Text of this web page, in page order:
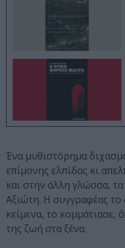
Ένα μυθιστόρημα
επίμονης ελπίδας κι
και στην άλλη γλώσσα,
Αξιώτη. Η συγγραφέας το
κείμενα, το κομμάτιασε,
της ζωή στα ξένα.